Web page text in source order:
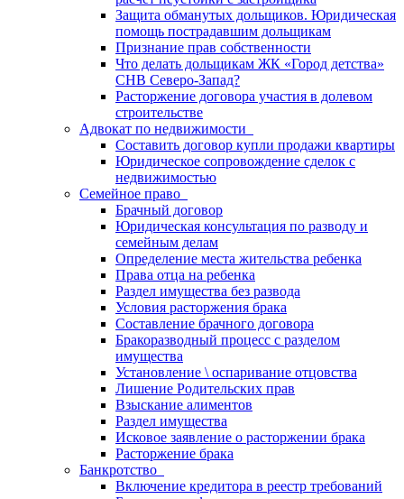
Защита обманутых дольщиков. Юридическая
помощь пострадавшим дольщикам
Признание прав собственности
Что делать дольщикам ЖК «Город детства»
СНВ Северо-Запад?
Расторжение договора участия в долевом
строительстве
Адвокат по недвижимости
Составить договор купли продажи квартиры
Юридическое сопровождение сделок с
недвижимостью
Семейное право
Брачный договор
Юридическая консультация по разводу и
семейным делам
Определение места жительства ребенка
Права отца на ребенка
Раздел имущества без развода
Условия расторжения брака
Составление брачного договора
Бракоразводный процесс с разделом
имущества
Установление \ оспаривание отцовства
Лишение Родительских прав
Взыскание алиментов
Раздел имущества
Исковое заявление о расторжении брака
Расторжение брака
Банкротство
Включение кредитора в реестр требований